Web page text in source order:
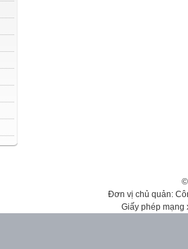
Đơn vị chủ quản:
Giấy phép mạng